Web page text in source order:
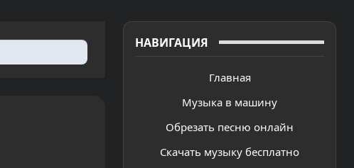
НАВИГАЦИЯ
Главная
Музыка в машину
Обрезать песню онлайн
Скачать музыку бесплатно